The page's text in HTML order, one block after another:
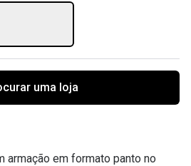
uma loja
armação em formato panto no